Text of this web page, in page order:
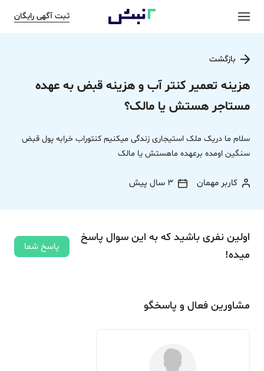
ثبت آگهی رایگان
بازگشت
هزینه تعمیر کنتر آب و هزینه قبض به عهده
مستاجر هستش یا مالک؟
سلام ما دریک ملک استیجاری زندگی میکنیم کنتوراب خرابه پول قبض
سنگین اومده برعهده ماهستش یا مالک
کاربر مهمان 3 سال پیش
اولین نفری باشید که به این سوال پاسخ
میده!
پاسخ شما
مشاورین فعال و پاسخگو